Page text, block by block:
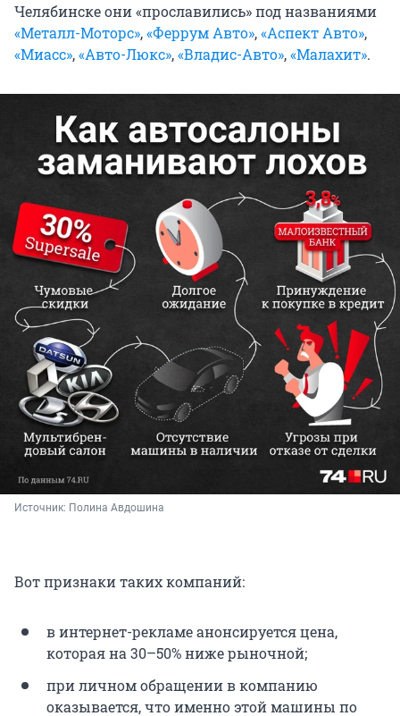
Челябинске они «прославились» под названиями
«Металл-Моторс»,«Феррум Авто»,«Аспект Авто»,
«Миасс»,«Авто-Люкс»,«Владис-Авто»,«Малахит».
Источник: Полина Авдошина
Вот признаки таких компаний:
в интернет-рекламе анонсируется цена,
которая на 30–50% ниже рыночной;
при личном обращении в компанию
оказывается, что именно этой машины по